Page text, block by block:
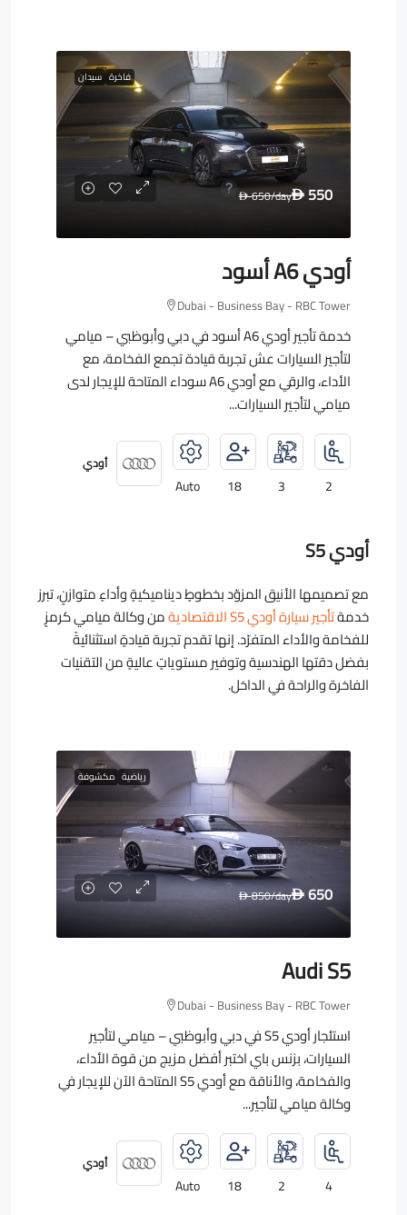
فاخرة سيدان
D 550
D650/day
أودي A6 أسود
Dubai - Business Bay - RBC Tower
خدمة تأجير أودي A6 أسود في دبي وأبوظبي – ميامي
لتأجير السيارات عش تجربة قيادة تجمع الفخامة، مع
الأداء، والرقي مع أودي A6 سوداء المتاحة للإيجار لدى
ميامي لتأجير السيارات...
2
3
18
Auto
أودي
أودي S5
مع تصميمها الأنيق المزوّد بخطوطٍ ديناميكيةٍ وأداءٍ متوازنٍ، تبرز
خدمةتأجير سيارة أودي S5 الاقتصادية
من وكالة ميامي كرمزٍ
للفخامة والأداء المتفرّد. إنها تقدم تجربة قيادةٍ استثنائيةً
بفضل دقتها الهندسية وتوفير مستوياتٍ عاليةٍ من التقنيات
الفاخرة والراحة في الداخل.
رياضية مكشوفة
D 650
D850/day
Audi S5
Dubai - Business Bay - RBC Tower
استئجار أودي S5 في دبي وأبوظبي – ميامي لتأجير
السيارات، بزنس باي اختبر أفضل مزيج من قوة الأداء،
والفخامة، والأناقة مع أودي S5 المتاحة الآن للإيجار في
وكالة ميامي لتأجير...
4
2
18
Auto
أودي